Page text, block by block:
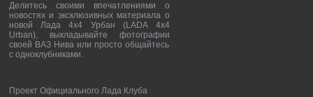
Делитесь своими впечатлениями о
новостях и эксклюзивных материала о
новой Лада 4х4 Урбан (LADA 4x4
Urban), выкладывайте фотографии
своей ВАЗ Нива или просто общайтесь
с одноклубниками.
Проект Официального Лада Клуба